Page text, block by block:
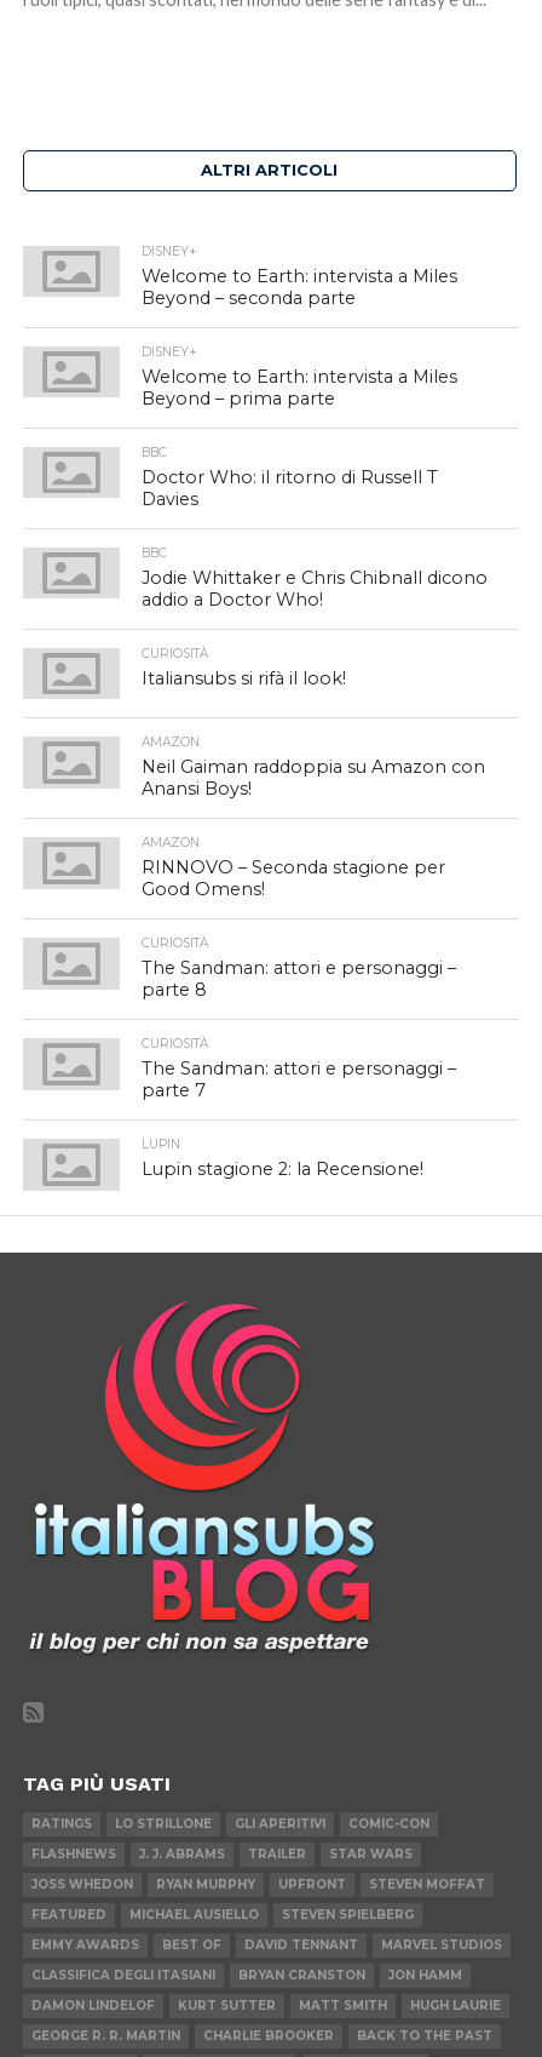
ALTRI ARTICOLI
DISNEY+
Welcome to Earth: intervista a Miles
Beyond – seconda parte
DISNEY+
Welcome to Earth: intervista a Miles
Beyond – prima parte
BBC
Doctor Who: il ritorno di Russell T
Davies
BBC
Jodie Whittaker e Chris Chibnall dicono
addio a Doctor Who!
CURIOSITÀ
Italiansubs si rifà il look!
AMAZON
Neil Gaiman raddoppia su Amazon con
Anansi Boys!
AMAZON
RINNOVO – Seconda stagione per
Good Omens!
CURIOSITÀ
The Sandman: attori e personaggi –
parte 8
CURIOSITÀ
The Sandman: attori e personaggi –
parte 7
LUPIN
Lupin stagione 2: la Recensione!
TAG PIÙ USATI
RATINGS LO STRILLONE GLI APERITIVI
COMIC-CON
FLASHNEWS
J. J. ABRAMS TRAILER
STAR WARS
JOSS WHEDON
RYAN MURPHY UPFRONT
STEVEN MOFFAT
FEATURED
MICHAEL AUSIELLO
STEVEN SPIELBERG
EMMY AWARDS
BEST OF DAVID TENNANT
MARVEL STUDIOS
CLASSIFICA DEGLI ITASIANI
BRYAN CRANSTON
JON HAMM
DAMON LINDELOF
KURT SUTTER MATT SMITH
HUGH LAURIE
GEORGE R. R. MARTIN
CHARLIE BROOKER BACK TO THE PAST